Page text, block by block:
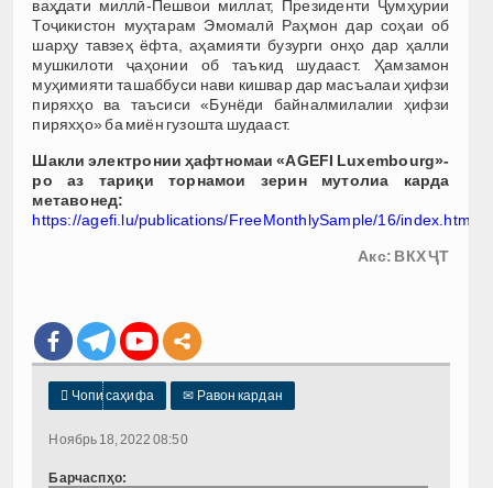
ваҳдати миллӣ-Пешвои миллат, Президенти Ҷумҳурии
Тоҷикистон муҳтарам Эмомалӣ Раҳмон дар соҳаи об
шарҳу тавзеҳ ёфта, аҳамияти бузурги онҳо дар ҳалли
мушкилоти ҷаҳонии об таъкид шудааст. Ҳамзамон
муҳимияти ташаббуси нави кишвар дар масъалаи ҳифзи
пиряхҳо ва таъсиси «Бунёди байналмилалии ҳифзи
пиряхҳо» ба миён гузошта шудааст.
Шакли электронии ҳафтномаи «AGEFI Luxembourg»-
ро аз тариқи торнамои зерин мутолиа карда
метавонед:
https://agefi.lu/publications/FreeMonthlySample/16/index.html
Акс: ВКХ ҶТ
 Чопи саҳифа ✉ Равон кардан
Ноябрь 18, 2022 08:50
Барчаспҳо: